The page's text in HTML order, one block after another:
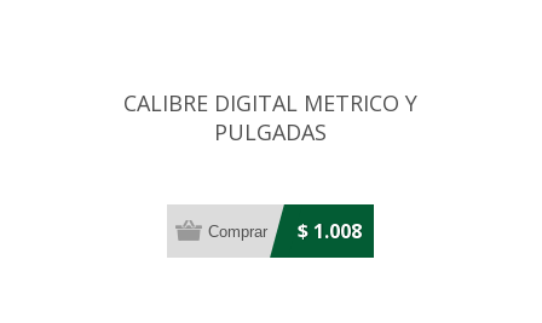
CALIBRE DIGITAL METRICO Y
PULGADAS
$ 1.008